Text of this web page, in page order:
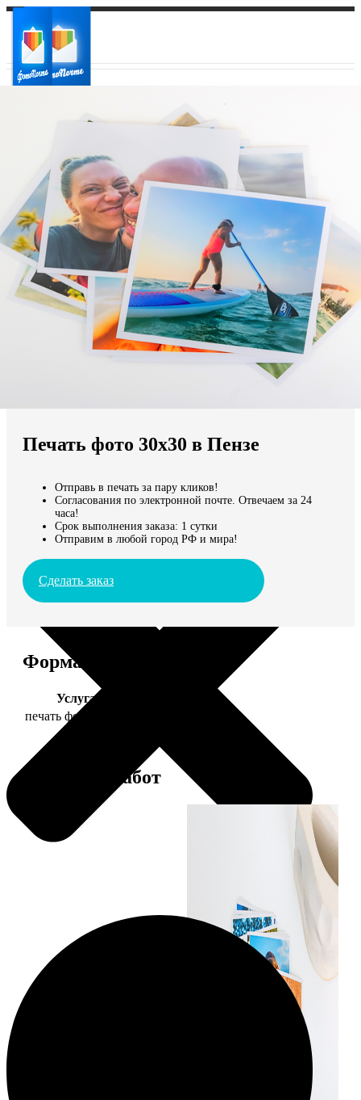
Ваш регион доставки
Выберите из списка:
Мы доставляем по всему миру
Продолжить без города
Печать фото 30х30 в Пензе
Отправь в печать за пару кликов!
Согласования по электронной почте. Отвечаем за 24
часа!
Срок выполнения заказа: 1 сутки
Отправим в любой город РФ и мира!
Сделать заказ
Форматы и цены
Услуга
печать фото 30х30
Примеры работ